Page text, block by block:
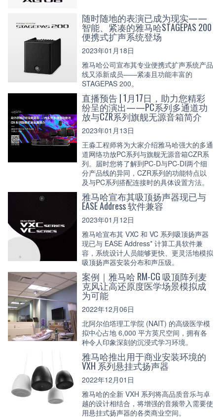
随时随地的表演已成为现实——
智能、紧凑的雅马哈STAGEPAS 200
便携式扩声系统登场
2023年01月18日
雅马哈公司宣布其专业便携式扩声系统产品
线又添新成员——紧凑且功能丰富的
STAGEPAS 200。
直播预告 | 1月17日，助力您精彩
纷呈的演出——PC系列多通道功
放与CZR系列旗舰无源音箱简介
2023年01月13日
王淼工程师将为大家介绍雅马哈强大的多通
道网络功放PC系列与旗舰无源音箱CZR系
列。届时您将了解到PC-D与PC-DI两个细
分产品线的异同，CZR系列的功能特点以
及与PC系列搭配连接时的具体设置方法。
雅马哈宣布其吸顶扬声器现已与
EASE Address 软件兼容
2023年01月12日
雅马哈宣布其 VXC 和 VC 系列吸顶扬声器
现已与 EASE Address* 计算工具软件兼
容，系统设计人员能够更快、更灵活地模拟
吸顶扬声器安装分布和声压级。
案例｜雅马哈 RM-CG 吸顶阵列麦
克风让高还原度医学场景模拟成
为可能
2022年12月06日
北阿尔伯塔理工学院 (NAIT) 的高级医学模
拟中心占地 6,000 平方英尺空间，拥有各
种令人印象深刻的沉浸式学习环境。
雅马哈推出用于商业安装环境的
VXH 系列悬挂式扬声器
2022年12月01日
雅马哈的全新 VXH 系列将高品质音乐与卓
越的设计相结合，将增强的音频带入需要使
用悬挂式扬声器的各类商业空间。